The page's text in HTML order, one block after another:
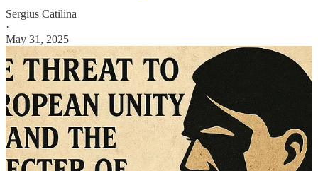
Sergius Catilina
·
May 31, 2025